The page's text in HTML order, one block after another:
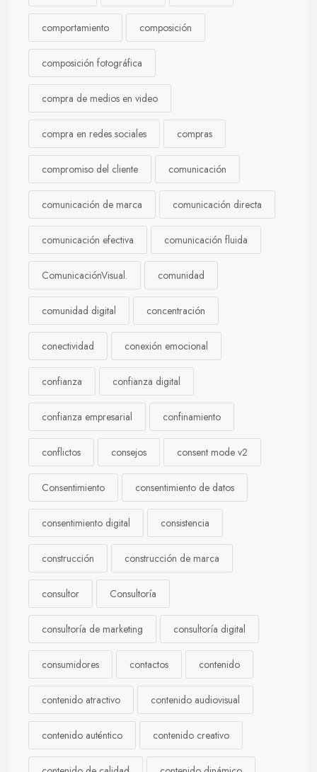
comportamiento composición
composición fotográfica
compra de medios en video
compra en redes sociales compras
compromiso del cliente comunicación
comunicación de marca comunicación directa
comunicación efectiva comunicación fluida
ComunicaciónVisual. comunidad
comunidad digital concentración
conectividad conexión emocional
confianza confianza digital
confianza empresarial confinamiento
conflictos consejos consent mode v2
Consentimiento consentimiento de datos
consentimiento digital consistencia
construcción construcción de marca
consultor Consultoría
consultoría de marketing consultoría digital
consumidores contactos contenido
contenido atractivo contenido audiovisual
contenido auténtico contenido creativo